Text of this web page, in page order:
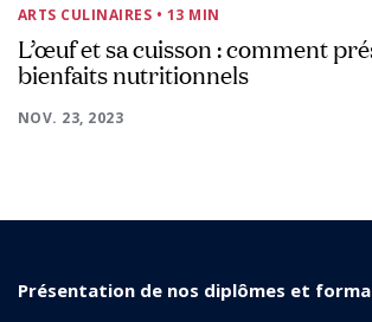
ARTS CULINAIRES • 13 MIN
L’œuf et sa cuisson : comment
bienfaits nutritionnels
NOV. 23, 2023
Présentation de nos diplômes et